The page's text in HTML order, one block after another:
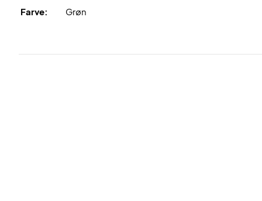
Farve:
Grøn